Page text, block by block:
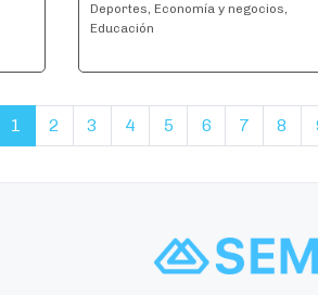
Deportes, Economía y negocios,
Educación
1 2 3 4 5 6 7 8